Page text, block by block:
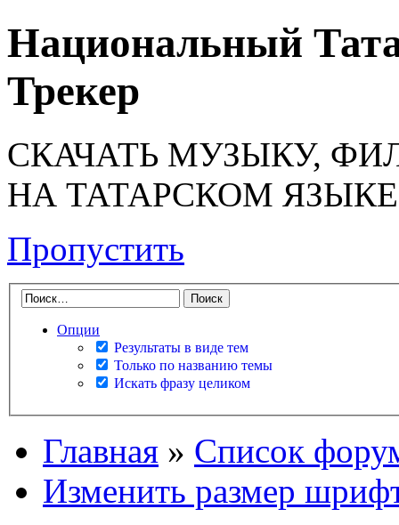
Национальный
Трекер
СКАЧАТЬ МУЗЫКУ,
НА ТАТАРСКОМ ЯЗЫКЕ
Пропустить
Опции
Результаты в виде тем
Только по названию темы
Искать фразу целиком
Главная » Список
Изменить размер